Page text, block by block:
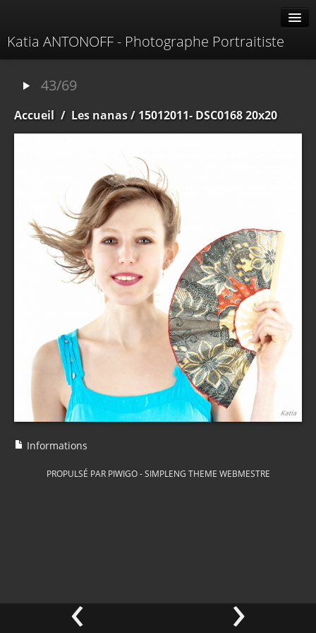
Katia ANTONOFF - Photographe Portraitiste
43/69
Accueil / Les nanas/ 15012011- DSC0168 20x20
‹ ›
Informations
PROPULSÉ PAR PIWIGO-SIMPLENG THEME WEBMESTRE